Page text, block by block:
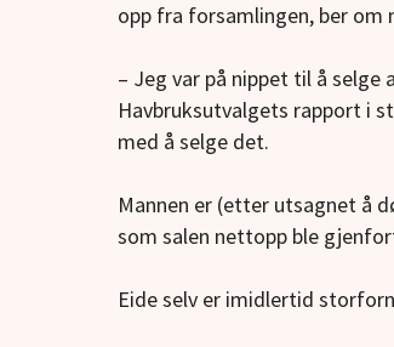
opp fra forsamlingen, ber om
– Jeg var på nippet til å
Havbruksutvalgets rapport i
med å selge det.
Mannen er (etter utsagnet å
som salen nettopp ble
Eide selv er imidlertid